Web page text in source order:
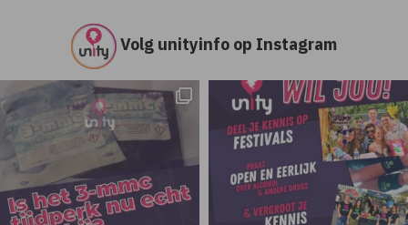
Volg unityinfo op Instagram